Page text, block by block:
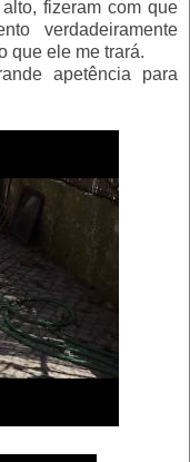
fizeram com que
verdadeiramente
que ele me trará.
apetência para